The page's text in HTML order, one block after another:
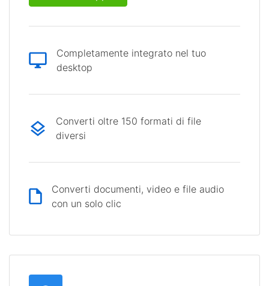
Completamente integrato nel tuo
desktop
Converti oltre 150 formati di file
diversi
Converti documenti, video e file audio
con un solo clic